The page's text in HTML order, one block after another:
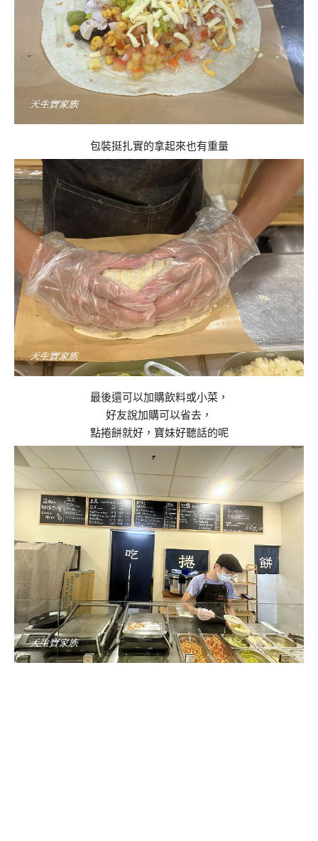
包裝挺扎實的拿起來也有重量
最後還可以加購飲料或小菜，
好友說加購可以省去，
點捲餅就好，寶妹好聽話的呢